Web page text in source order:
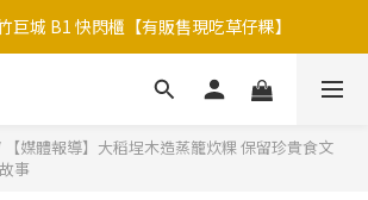
-福滿糕 〔預購中〕8/12開始出貨
巨城 B1 快閃櫃【有販售現吃草仔粿】
禮盒｜月海｜多款草仔粿Ｘ包種茶
【媒體報導】大稻埕木造蒸籠炊粿 保留珍貴食文
事